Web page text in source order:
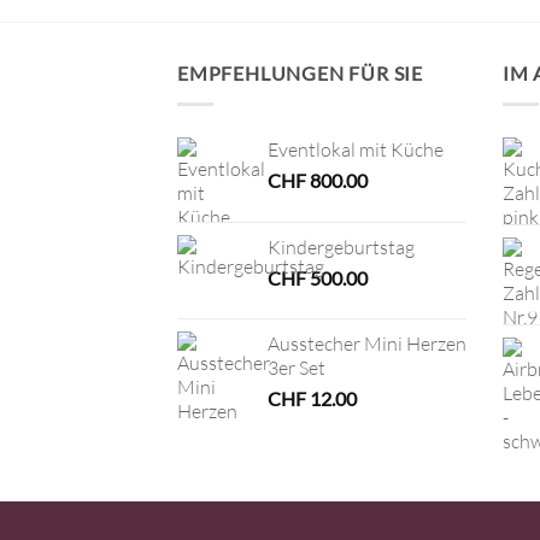
EMPFEHLUNGEN FÜR SIE
Eventlokal mit Küche
CHF800.00
Kindergeburtstag
CHF500.00
Ausstecher Mini Herzen
3er Set
CHF12.00
IM